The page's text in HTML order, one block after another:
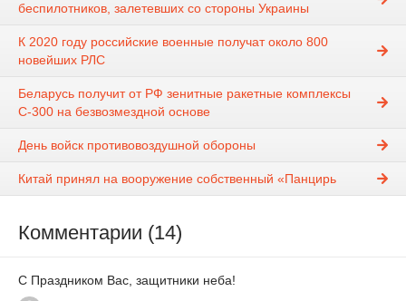
беспилотников, залетевших со стороны Украины
К 2020 году российские военные получат около 800
новейших РЛС
Беларусь получит от РФ зенитные ракетные комплексы
С-300 на безвозмездной основе
День войск противовоздушной обороны
Китай принял на вооружение собственный «Панцирь
Комментарии (14)
С Праздником Вас, защитники неба!